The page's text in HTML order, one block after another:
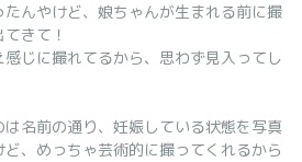
んやけど、娘ちゃんが生まれる前に撮
きて！
じに撮れてるから、思わず見入ってし
名前の通り、妊娠している状態を写真
、めっちゃ芸術的に撮ってくれるから